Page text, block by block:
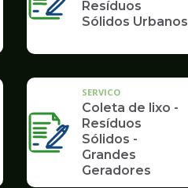
Resíduos
Sólidos Urbanos
SERVICO
Coleta de lixo -
Resíduos
Sólidos -
Grandes
Geradores